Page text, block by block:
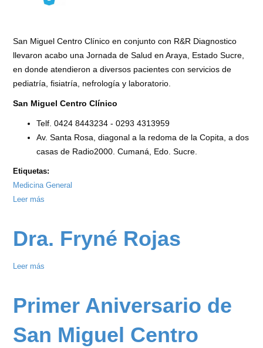
San Miguel Centro Clínico en conjunto con R&R Diagnostico
llevaron acabo una Jornada de Salud en Araya, Estado Sucre,
en donde atendieron a diversos pacientes con servicios de
pediatría, fisiatría, nefrología y laboratorio.
San Miguel Centro Clínico
Telf. 0424 8443234 - 0293 4313959
Av. Santa Rosa, diagonal a la redoma de la Copita, a dos
casas de Radio2000. Cumaná, Edo. Sucre.
Etiquetas:
Medicina General
Leer más
Salud
2025
Araya
Dra. Fryné Rojas
Leer más
Rojas
Primer Aniversario de
San Miguel Centro